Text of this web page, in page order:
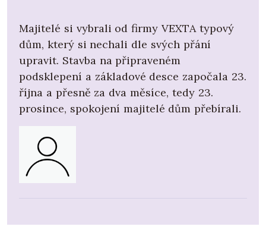
Majitelé si vybrali od firmy VEXTA typový
dům, který si nechali dle svých přání
upravit. Stavba na připraveném
podsklepení a základové desce započala 23.
října a přesně za dva měsíce, tedy 23.
prosince, spokojení majitelé dům přebírali.